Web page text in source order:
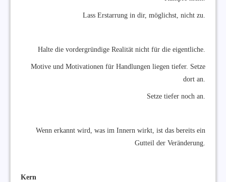
Lass Erstarrung in dir, möglichst, nicht zu.
Halte die vordergründige Realität nicht für die eigentliche.
Motive und Motivationen für Handlungen liegen tiefer. Setze
dort an.
Setze tiefer noch an.
Wenn erkannt wird, was im Innern wirkt, ist das bereits ein
Gutteil der Veränderung.
Kern